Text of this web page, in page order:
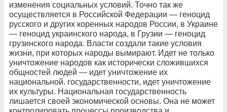
изменения социальных условий. Точно так же
осуществляется в Российской Федерации — геноцид
русского и других коренных народов России, в Украине
— геноцид украинского народа, в Грузии — геноцид
грузинского народа. Власти создали такие условия
жизни, при которых народы вымирают. Идет не только
уничтожение народов как исторически сложившихся
общностей людей — идет уничтожение их
национальной. государственности, идет уничтожение
их культуры. Национальная государственность
лишается своей экономической основы. Она не может